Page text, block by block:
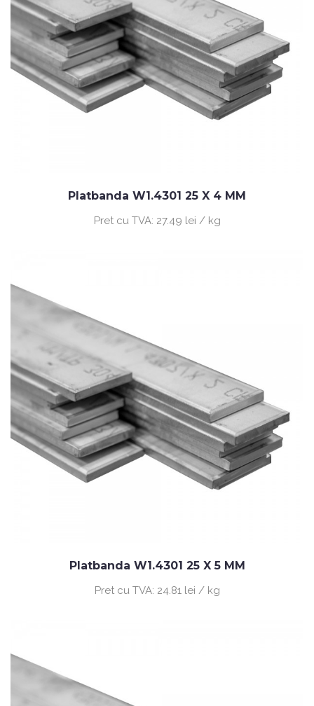
Platbanda W1.4301 25 X 4 MM
Pret cu TVA: 27.49 lei / kg
Platbanda W1.4301 25 X 5 MM
Pret cu TVA: 24.81 lei / kg